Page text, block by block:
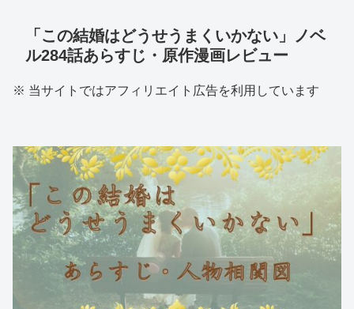
「この結婚はどうせうまくいかない」ノベ
ル284話あらすじ・原作漫画レビュー
※ 当サイトではアフィリエイト広告を利用しています